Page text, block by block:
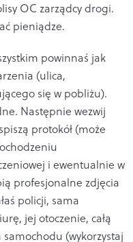
OC zarządcy drogi.
pieniądze.
powinnaś jak
(ulica,
się w pobliżu).
Następnie wezwij
protokół (może
i ewentualnie w
profesjonalne zdjęcia
policji, sama
jej otoczenie, całą
(wykorzystaj